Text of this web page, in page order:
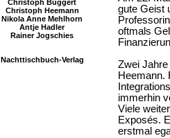
Christoph Buggert
Christoph Heemann
Nikola Anne Mehlhorn
Antje Hadler
Rainer Jogschies
Nachttischbuch-Verlag
gute Geist
oftmals
Zwei
Heemann.
immerhin
Viele
Exposés.
erstmal